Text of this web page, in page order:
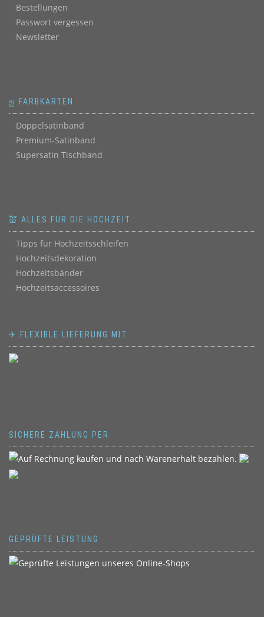
Bestellungen
Passwort vergessen
Newsletter
ஐ FARBKARTEN
Doppelsatinband
Premium-Satinband
Supersatin Tischband
💒 ALLES FÜR DIE HOCHZEIT
Tipps für Hochzeitsschleifen
Hochzeitsdekoration
Hochzeitsbänder
Hochzeitsaccessoires
✈ FLEXIBLE LIEFERUNG MIT
SICHERE ZAHLUNG PER
GEPRÜFTE LEISTUNG